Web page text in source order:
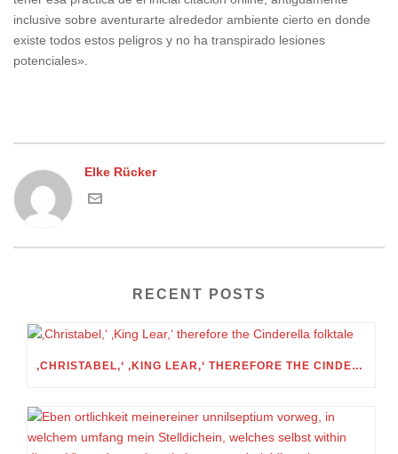
inclusive sobre aventurarte alrededor ambiente cierto en donde
existe todos estos peligros y no ha transpirado lesiones
potenciales».
Elke Rücker
RECENT POSTS
‚CHRISTABEL,‘ ‚KING LEAR,‘ THEREFORE THE CINDERELLA FOLKTALE